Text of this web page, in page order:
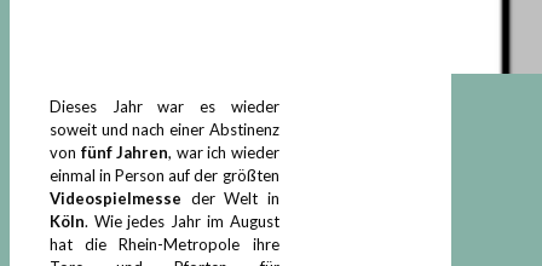
Dieses Jahr war es wieder
soweit und nach einer Abstinenz
von fünf Jahren, war ich wieder
einmal in Person auf der größten
Videospielmesse der Welt in
Köln. Wie jedes Jahr im August
hat die Rhein-Metropole ihre